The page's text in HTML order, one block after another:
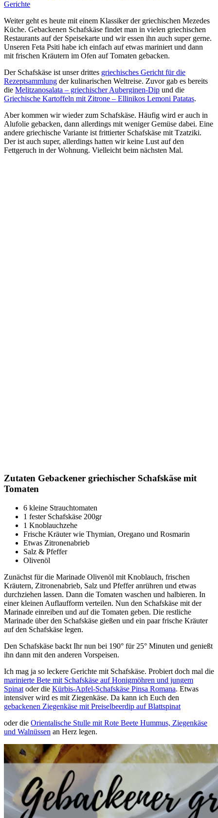
Gerichte
Weiter geht es heute mit einem Klassiker der griechischen Mezedes
Küche. Gebackenen Schafskäse findet man in vielen griechischen
Restaurants auf der Speisekarte und wir essen ihn auch super gerne.
Unseren Feta Psiti habe ich einfach auf etwas mariniert und dann
mit frischen Kräutern im Ofen auf Tomaten gebacken.
Der Schafskäse ist unser drittes griechisches Gericht für die
Rezeptsammlung der kulinarischen Weltreise. Zuvor gab es bereits
die Melitzanosalata – griechischer Auberginen-Dip und die
Griechische Kartoffeln mit Zitrone – Ellinikos Lemoni Patatas.
Aber kommen wir wieder zum Schafskäse. Häufig wird er auch in
Alufolie gebacken, dann allerdings mit weniger Gemüse dabei. Eine
andere griechische Variante ist frittierter Schafskäse mit Tzatziki.
Der ist auch super, allerdings hatten wir keine Lust auf den
Fettgeruch in der Wohnung. Vielleicht beim nächsten Mal.
Zutaten Gebackener griechischer Schafskäse mit
Tomaten
6 kleine Strauchtomaten
1 fester Schafskäse 200gr
1 Knoblauchzehe
Frische Kräuter wie Thymian, Oregano und Rosmarin
Etwas Zitronenabrieb
Salz & Pfeffer
Olivenöl
Zunächst für die Marinade Olivenöl mit Knoblauch, frischen
Kräutern, Zitronenabrieb, Salz und Pfeffer anrühren und etwas
durchziehen lassen. Dann die Tomaten waschen und halbieren. In
einer kleinen Auflaufform verteilen. Nun den Schafskäse mit der
Marinade einreiben und auf die Tomaten geben. Die restliche
Marinade über den Schafskäse gießen und ein paar frische Kräuter
auf den Schafskäse legen.
Den Schafskäse backt Ihr nun bei 190° für 25° Minuten und genießt
ihn dann mit den anderen Vorspeisen.
Ich mag ja so leckere Gerichte mit Schafskäse. Probiert doch mal die
marinierte Bete mit Schafskäse auf Honigmöhren und jungem
Spinat oder die Kürbis-Apfel-Schafskäse Pinsa Romana. Etwas
intensiver wird es mit Ziegenkäse. Da kann ich Euch den
gebackenen Ziegenkäse mit Preiselbeerdip auf Blattspinat
oder die Orientalische Stulle mit Rote Beete Hummus, Ziegenkäse
und Walnüssen an Herz legen.